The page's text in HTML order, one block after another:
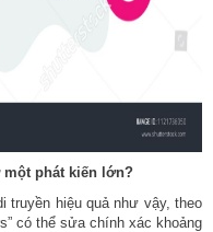
một phát kiến lớn?
hiệu quả như vậy, theo
có thể sửa chính xác khoảng